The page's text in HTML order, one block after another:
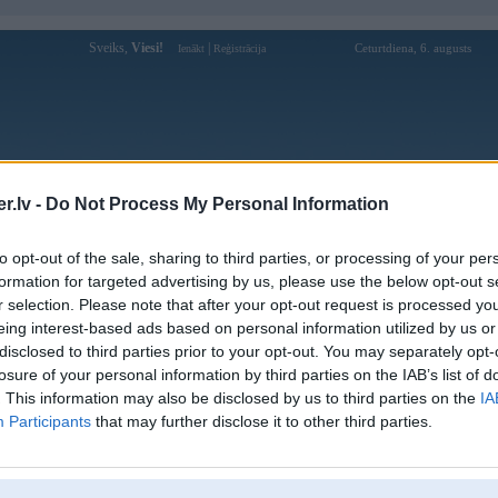
- Do Not Process My Personal Information
opt-out of the sale, sharing to third parties, or processing of your
for targeted advertising by us, please use the below opt-out
selection. Please note that after your opt-out request is processed
interest-based ads based on personal information utilized by us
to third parties prior to your opt-out. You may separately
of your personal information by third parties on the IAB’s list of
This information may also be disclosed by us to third parties on the
Participants that may further disclose it to other third parties.
Sveiks, Viesi! Ienākt Reģistrācija Ceturtdiena, 6. augusts
Forums Galerijas Reģistrācija Lietotāji
Lietotāja CEOJoliesc88 profils
Lietotājvārds:
CEOJoliesc88
Intereses:
https://www.petpharma.com.co/ceo-jolie/
Ziņojumi forumā:
0
[Pēdējie ziņojumi forumā]